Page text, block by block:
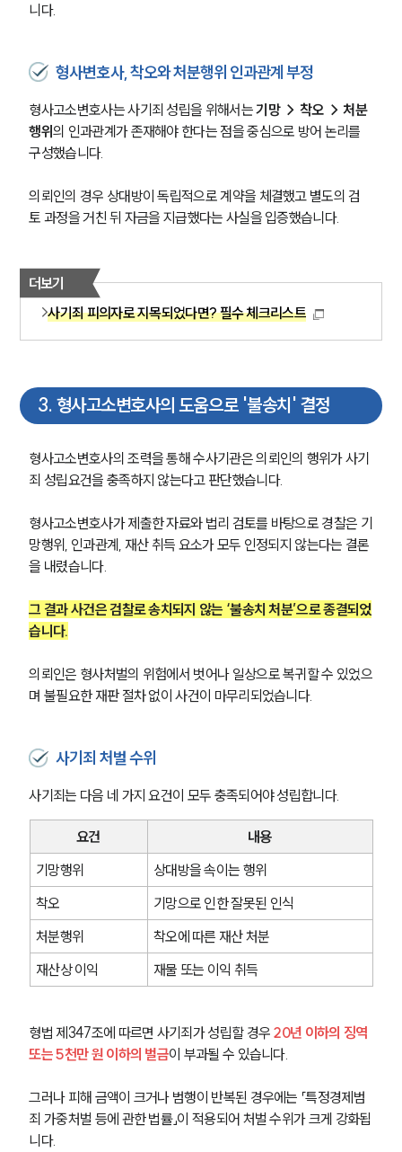
니다.
형사변호사, 착오와 처분행위 인과관계 부정
형사고소변호사는 사기죄 성립을 위해서는 기망 → 착오 → 처분
행위의 인과관계가 존재해야 한다는 점을 중심으로 방어 논리를
구성했습니다.
의뢰인의 경우 상대방이 독립적으로 계약을 체결했고 별도의 검
토 과정을 거친 뒤 자금을 지급했다는 사실을 입증했습니다.
더보기
사기죄 피의자로 지목되었다면? 필수 체크리스트
3. 형사고소변호사의 도움으로 '불송치' 결정
형사고소변호사의 조력을 통해 수사기관은 의뢰인의 행위가 사기
죄 성립요건을 충족하지 않는다고 판단했습니다.
형사고소변호사가 제출한 자료와 법리 검토를 바탕으로 경찰은 기
망행위, 인과관계, 재산 취득 요소가 모두 인정되지 않는다는 결론
을 내렸습니다.
그 결과 사건은 검찰로 송치되지 않는 ‘불송치 처분’으로 종결되었
습니다.
의뢰인은 형사처벌의 위험에서 벗어나 일상으로 복귀할 수 있었으
며 불필요한 재판 절차 없이 사건이 마무리되었습니다.
사기죄 처벌 수위
사기죄는 다음 네 가지 요건이 모두 충족되어야 성립합니다.
요건
내용
기망행위
상대방을 속이는 행위
착오
기망으로 인한 잘못된 인식
처분행위
착오에 따른 재산 처분
재산상 이익
재물 또는 이익 취득
형법 제347조에 따르면 사기죄가 성립할 경우 20년 이하의 징역
또는 5천만 원 이하의 벌금이 부과될 수 있습니다.
그러나 피해 금액이 크거나 범행이 반복된 경우에는 「특정경제범
죄 가중처벌 등에 관한 법률」이 적용되어 처벌 수위가 크게 강화됩
니다.